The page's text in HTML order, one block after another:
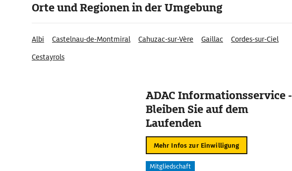
Orte und Regionen in der Umgebung
Albi Castelnau-de-Montmiral Cahuzac-sur-Vère Gaillac
Cordes-sur-Ciel
Cestayrols
ADAC Informationsservice -
Bleiben Sie auf dem
Laufenden
Mehr Infos zur Einwilligung
Mitgliedschaft